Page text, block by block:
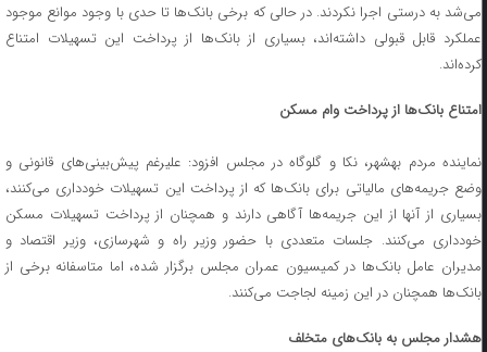
می‌شد به درستی اجرا نکردند. در حالی که برخی بانک‌ها تا حدی با وجود موانع موجود
عملکرد قابل قبولی داشته‌اند، بسیاری از بانک‌ها از پرداخت این تسهیلات امتناع
کرده‌اند.
امتناع بانک‌ها از پرداخت وام مسکن
نماینده مردم بهشهر، نکا و گلوگاه در مجلس افزود: علیرغم پیش‌بینی‌های قانونی و
وضع جریمه‌های مالیاتی برای بانک‌ها که از پرداخت این تسهیلات خودداری می‌کنند،
بسیاری از آنها از این جریمه‌ها آگاهی دارند و همچنان از پرداخت تسهیلات مسکن
خودداری می‌کنند. جلسات متعددی با حضور وزیر راه و شهرسازی، وزیر اقتصاد و
مدیران عامل بانک‌ها در کمیسیون عمران مجلس برگزار شده، اما متاسفانه برخی از
بانک‌ها همچنان در این زمینه لجاجت می‌کنند.
هشدار مجلس به بانک‌های متخلف